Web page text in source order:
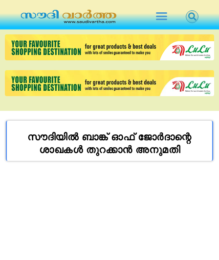
സൗദിയിൽ ബാങ്ക് ഓഫ് ജോർദാന്റെ
ശാഖകൾ തുറക്കാൻ അനുമതി